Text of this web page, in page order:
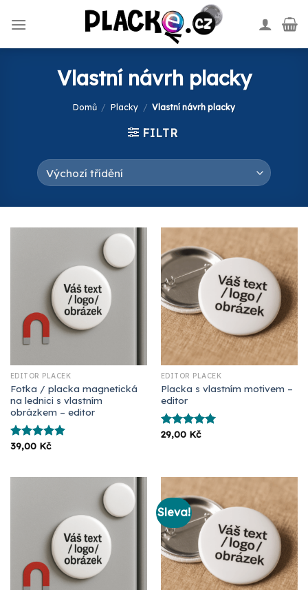
Vlastní návrh placky
Domů / Placky / Vlastní návrh placky
FILTR
EDITOR PLACEK
Fotka / placka magnetická
na lednici s vlastním
obrázkem – editor
Hodnocení
39,00 Kč
EDITOR PLACEK
Placka s vlastním motivem –
editor
Hodnocení
29,00 Kč
Sleva!